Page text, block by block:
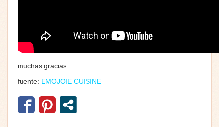
muchas gracias…
fuente: EMOJOIE CUISINE